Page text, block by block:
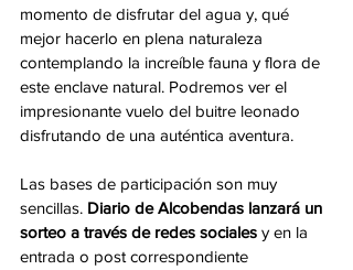
momento de disfrutar del agua y, qué
mejor hacerlo en plena naturaleza
contemplando la increíble fauna y flora de
este enclave natural. Podremos ver el
impresionante vuelo del buitre leonado
disfrutando de una auténtica aventura.
Las bases de participación son muy
sencillas. Diario de Alcobendas lanzará un
sorteo a través de redes sociales y en la
entrada o post correspondiente